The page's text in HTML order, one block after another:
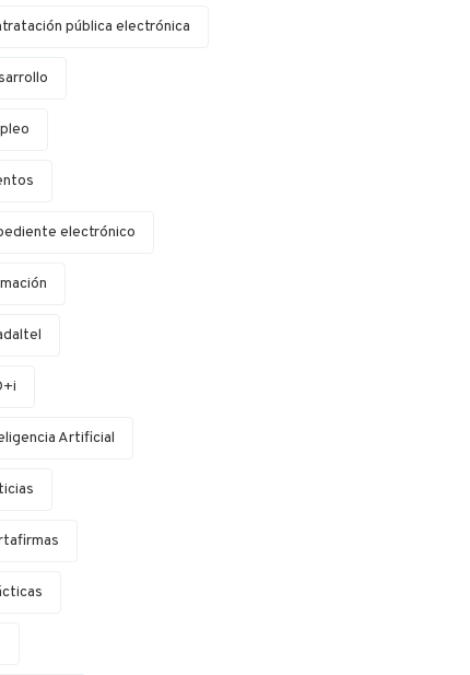
pública electrónica
electrónico
Artificial